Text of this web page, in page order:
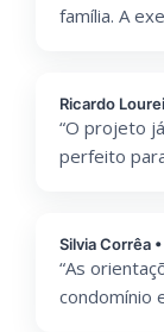
família. A
Ricardo
“O projeto
perfeito
Silvia Corrêa
“As
condomínio